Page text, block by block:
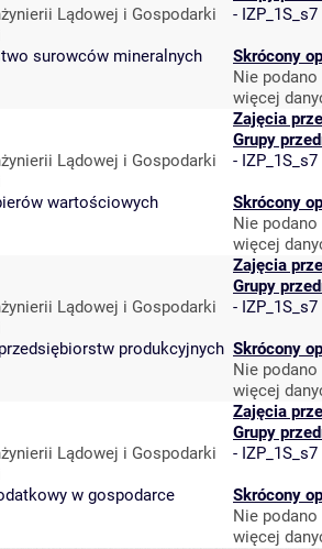
Lądowej i Gospodarki
surowców mineralnych
- IZP_1S_s7
Skrócony
Nie
więcej
Lądowej i Gospodarki
wartościowych
Zajęcia
Grupy
- IZP_1S_s7
Skrócony
Nie
więcej
Lądowej i Gospodarki
produkcyjnych
Zajęcia
Grupy
- IZP_1S_s7
Skrócony
Nie
więcej
Lądowej i Gospodarki
w gospodarce
Zajęcia
Grupy
- IZP_1S_s7
Skrócony
Nie
więcej